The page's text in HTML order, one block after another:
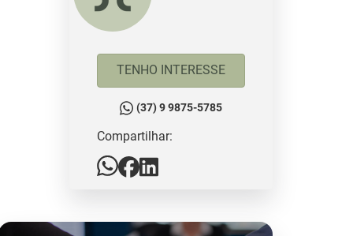
TENHO INTERESSE
(37) 9 9875-5785
Compartilhar: